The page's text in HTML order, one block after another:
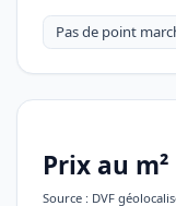
Pas de point
Prix au
Source : DVF